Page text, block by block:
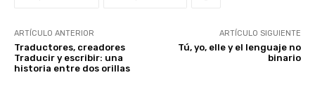
ARTÍCULO ANTERIOR
Traductores, creadores
Traducir y escribir: una
historia entre dos orillas
ARTÍCULO SIGUIENTE
Tú, yo, elle y el lenguaje no
binario